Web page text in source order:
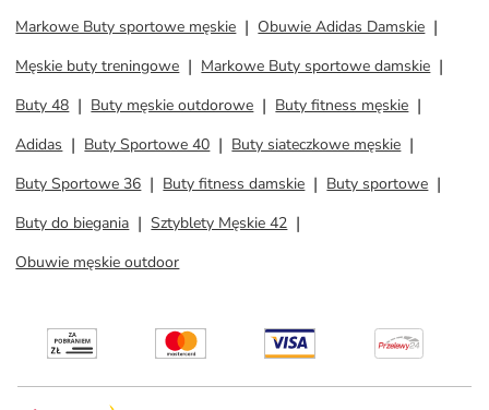
Markowe Buty sportowe męskie
Obuwie Adidas Damskie
Męskie buty treningowe
Markowe Buty sportowe damskie
Buty 48
Buty męskie outdorowe
Buty fitness męskie
Adidas
Buty Sportowe 40
Buty siateczkowe męskie
Buty Sportowe 36
Buty fitness damskie
Buty sportowe
Buty do biegania
Sztyblety Męskie 42
Obuwie męskie outdoor